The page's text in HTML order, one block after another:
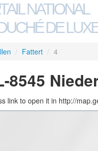
NATIONAL
DE
/ Fattert / 4
8545
link to open it in http://